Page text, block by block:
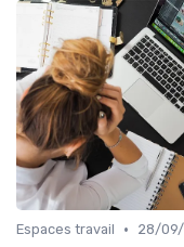
Espaces travail •
28/